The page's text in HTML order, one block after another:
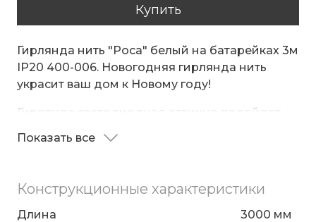
Купить
Гирлянда нить "Роса" белый на батарейках 3м
IP20 400-006. Новогодняя гирлянда нить
украсит ваш дом к Новому году!
Гирлянда светодиодная отлично подойдет
принесет Вам праздничное настроение!
режим горения.
Показать все
Конструкционные характеристики
Длина
3000 мм